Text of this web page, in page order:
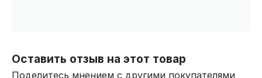
Оставить отзыв на этот товар
Поделитесь мнением с другими покупателями